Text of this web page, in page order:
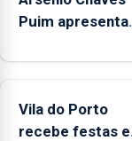
o
de
entre
as
Puim apresenta
de Vila do Porto
Vila do Porto
recebe festas